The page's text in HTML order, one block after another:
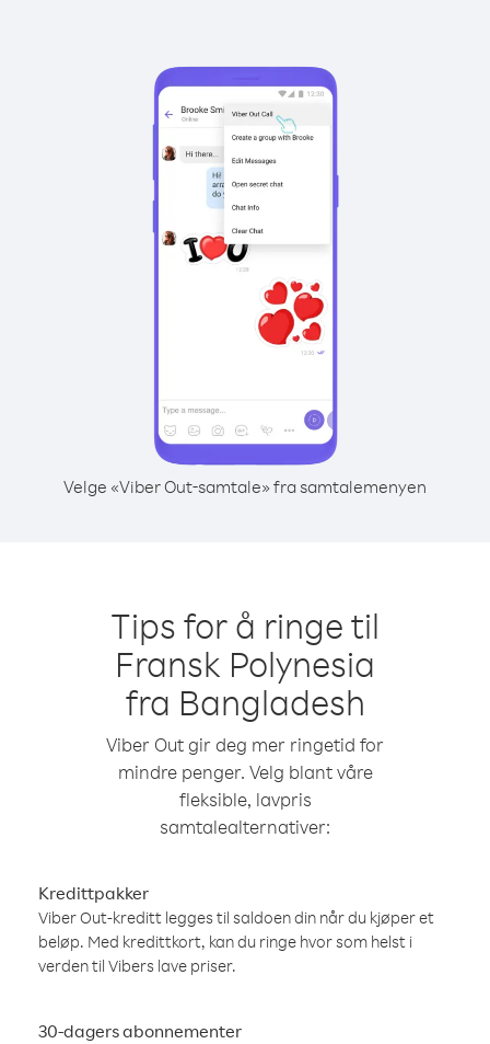
Velge «Viber Out-samtale» fra samtalemenyen
Tips for å ringe til
Fransk Polynesia
fra Bangladesh
Viber Out gir deg mer ringetid for
mindre penger. Velg blant våre
fleksible, lavpris
samtalealternativer:
Kredittpakker
Viber Out-kreditt legges til saldoen din når du kjøper et
beløp. Med kredittkort, kan du ringe hvor som helst i
verden til Vibers lave priser.
30-dagers abonnementer